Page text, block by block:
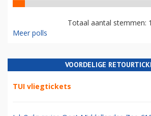
Totaal aantal stemmen:
Meer polls
VOORDELIGE
TUI vliegtickets